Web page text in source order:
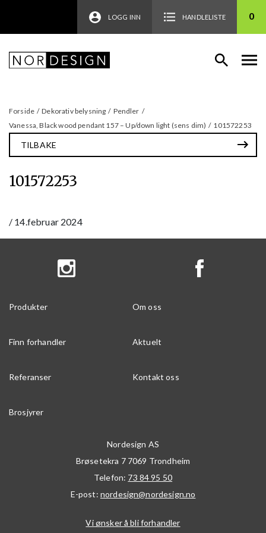
LOGG INN HANDLELISTE 0
Forside / Dekorativ belysning / Pendler /
Vanessa, Black wood pendant 157 – Up/down light (sens dim) / 101572253
TILBAKE
101572253
/ 14.februar 2024
Produkter Om oss
Finn forhandler Aktuelt
Referanser Kontakt oss
Brosjyrer
Nordesign AS
Brøsetekra 7 7069 Trondheim
Telefon: 73 84 95 50
E-post: nordesign@nordesign.no
Vi ønsker å bli forhandler